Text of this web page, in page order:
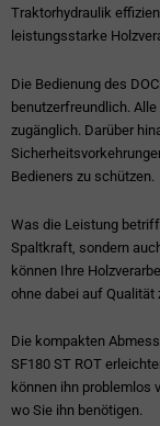
Traktorhydraulik
leistungsstarke
Die Bedienung des
benutzerfreundlich.
zugänglich. Darüber
Bedieners zu schützen.
Was die Leistung
Spaltkraft, sondern
können Ihre
ohne dabei auf Qualität
Die kompakten
SF180 ST ROT
können ihn problemlos
wo Sie ihn benötigen.